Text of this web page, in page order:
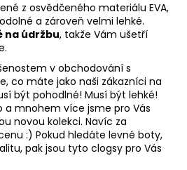
z osvědčeného materiálu EVA,
a zároveň velmi lehké.
na údržbu, takže Vám ušetří
v obchodování s
co máte jako naši zákazníci na
být pohodlné! Musí být lehké!
a mnohem více jsme pro Vás
novou kolekci. Navíc za
:) Pokud hledáte levné boty,
pak jsou tyto clogsy pro Vás